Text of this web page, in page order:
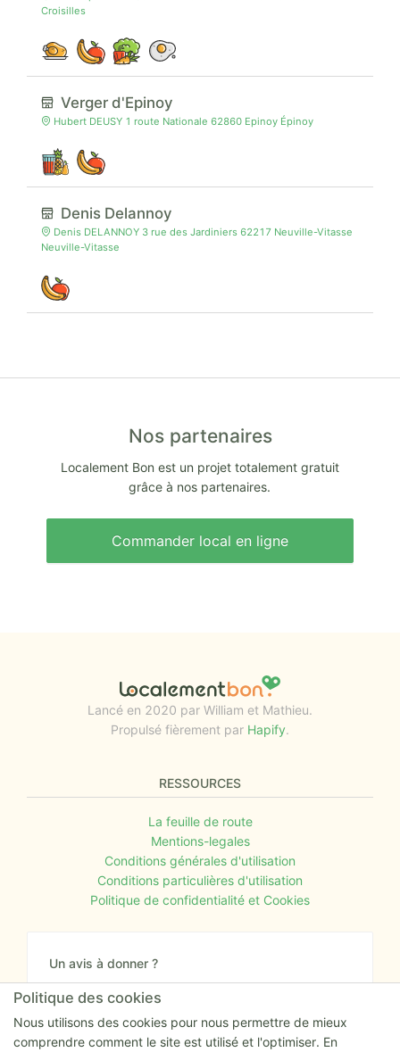
Croisilles
Verger d'Epinoy
Hubert DEUSY 1 route Nationale 62860 Epinoy Épinoy
Denis Delannoy
Denis DELANNOY 3 rue des Jardiniers 62217 Neuville-Vitasse
Neuville-Vitasse
Nos partenaires
Localement Bon est un projet totalement gratuit
grâce à nos partenaires.
Commander local en ligne
Lancé en 2020 par William et Mathieu.
Propulsé fièrement par Hapify.
RESSOURCES
La feuille de route
Mentions-legales
Conditions générales d'utilisation
Conditions particulières d'utilisation
Politique de confidentialité et Cookies
Un avis à donner ?
Donnez nous votre avis sur le site ou proposez
nous tout simplement vos nouvelles idées.
Nous écrire
Politique des cookies
Nous utilisons des cookies pour nous permettre de mieux
comprendre comment le site est utilisé et l'optimiser. En